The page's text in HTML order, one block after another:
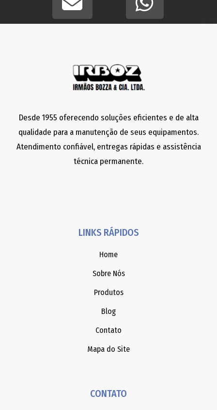
Desde 1955 oferecendo soluções eficientes e de alta
qualidade para a manutenção de seus equipamentos.
Atendimento confiável, entregas rápidas e assistência
técnica permanente.
LINKS RÁPIDOS
Home
Sobre Nós
Produtos
Blog
Contato
Mapa do Site
CONTATO